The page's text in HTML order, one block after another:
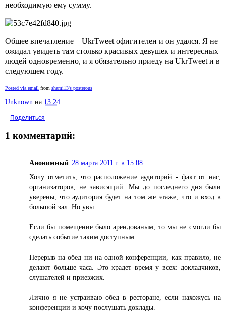
необходимую ему сумму.
Общее впечатление – UkrTweet офигителен и он удался. Я не
ожидал увидеть там столько красивых девушек и интересных
людей одновременно, и я обязательно приеду на UkrTweet и в
следующем году.
Posted via email from shami13's posterous
Unknown на 13:24
Поделиться
1 комментарий:
Анонимный 28 марта 2011 г. в 15:08
Хочу отметить, что расположение аудиторий - факт от нас,
организаторов, не зависящий. Мы до последнего дня были
уверены, что аудитория будет на том же этаже, что и вход в
большой зал. Но увы...
Если бы помещение было арендованым, то мы не смогли бы
сделать событие таким доступным.
Перерыв на обед ни на одной конференции, как правило, не
делают больше часа. Это крадет время у всех: докладчиков,
слушателей и приезжих.
Лично я не устраиваю обед в ресторане, если нахожусь на
конференции и хочу послушать доклады.